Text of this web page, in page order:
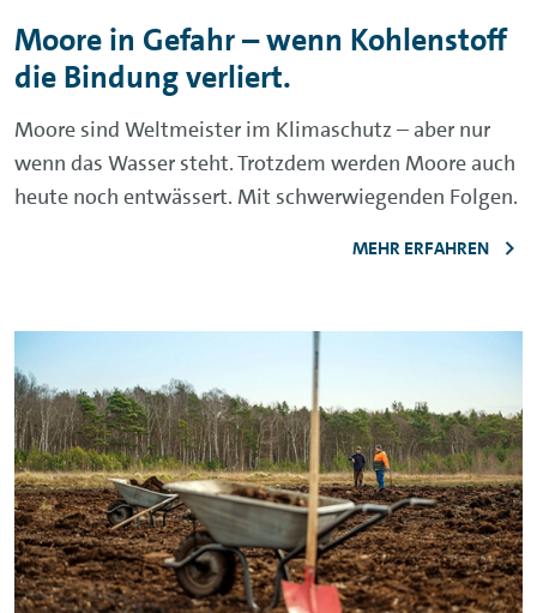
Moore in Gefahr – wenn Kohlenstoff
die Bindung verliert.
Moore sind Weltmeister im Klimaschutz – aber nur
wenn das Wasser steht. Trotzdem werden Moore auch
heute noch entwässert. Mit schwerwiegenden Folgen.
MEHR ERFAHREN